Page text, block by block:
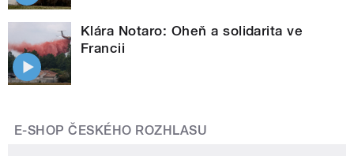
Klára Notaro: Oheň a solidarita ve
Francii
E-SHOP ČESKÉHO ROZHLASU